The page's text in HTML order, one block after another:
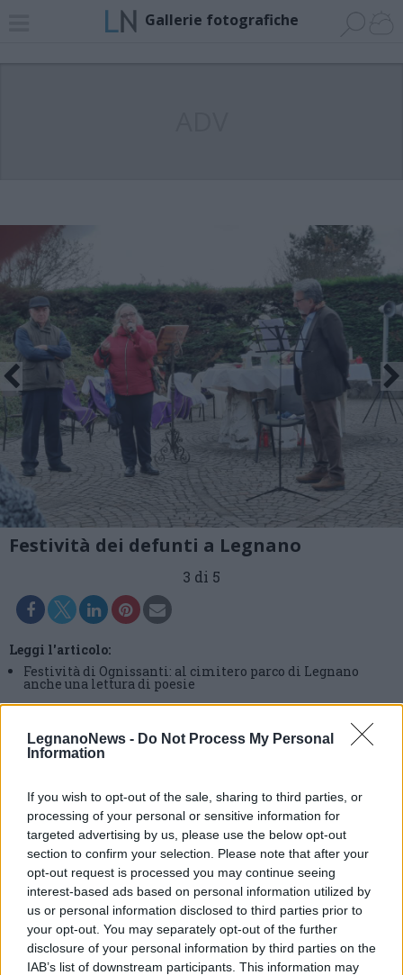
LegnanoNews - Do Not Process My Personal
Information
If you wish to opt-out of the sale, sharing to third parties, or
processing of your personal or sensitive information for
targeted advertising by us, please use the below opt-out
section to confirm your selection. Please note that after your
opt-out request is processed you may continue seeing
interest-based ads based on personal information utilized by
us or personal information disclosed to third parties prior to
your opt-out. You may separately opt-out of the further
disclosure of your personal information by third parties on the
IAB’s list of downstream participants. This information may
Gallerie fotografiche
Festività dei defunti a Legnano
3 di 5
Leggi l'articolo:
Festività di Ognissanti: al cimitero parco di Legnano
anche una lettura di poesie